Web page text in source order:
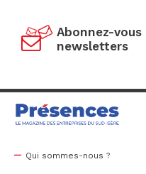
Abonnez-vous
newsletters
Qui sommes-nous ?